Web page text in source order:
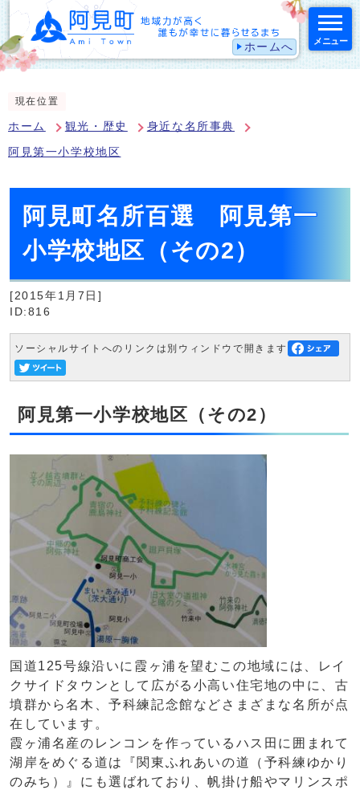
ホームへ メニュー
現在位置
ホーム 観光・歴史 身近な名所事典
阿見第一小学校地区
阿見町名所百選 阿見第一
小学校地区（その2）
[2015年1月7日]
ID:816
ソーシャルサイトへのリンクは別ウィンドウで開きます
阿見第一小学校地区（その2）
国道125号線沿いに霞ヶ浦を望むこの地域には、レイ
クサイドタウンとして広がる小高い住宅地の中に、古
墳群から名木、予科練記念館などさまざまな名所が点
在しています。
霞ヶ浦名産のレンコンを作っているハス田に囲まれて
湖岸をめぐる道は『関東ふれあいの道（予科練ゆかり
のみち）』にも選ばれており、帆掛け船やマリンスポ